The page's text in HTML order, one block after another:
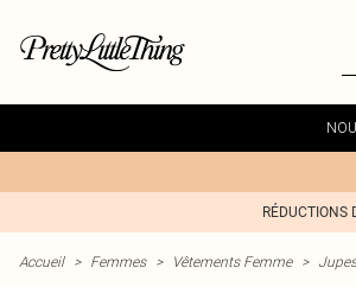
RÉDUCTIONS
Accueil > Femmes > Vêtements Femme >